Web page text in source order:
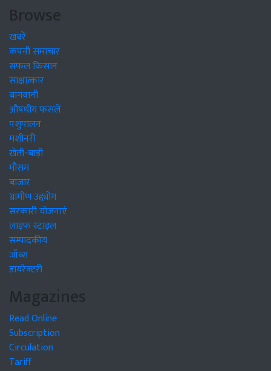
Browse
खबरें
कंपनी समाचार
सफल किसान
साक्षात्कार
बागवानी
औषधीय फसलें
पशुपालन
मशीनरी
खेती-बाड़ी
मौसम
बाजार
ग्रामीण उद्द्योग
सरकारी योजनाएं
लाइफ स्टाइल
सम्पादकीय
जॉब्स
डायरेक्टरी
Magazines
Read Online
Subscription
Circulation
Tariff